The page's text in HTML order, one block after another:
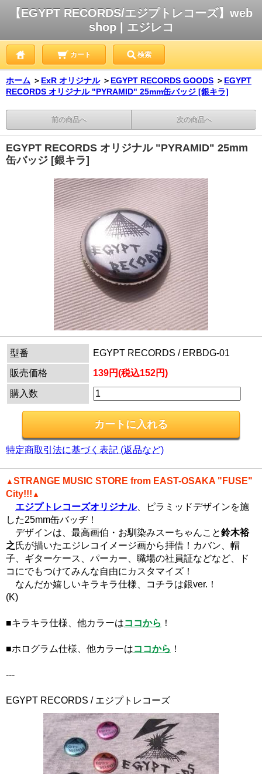
【EGYPT RECORDS/エジプトレコーズ】web
shop | エジレコ
カート 検索
ホーム ＞ ExR オリジナル ＞ EGYPT RECORDS GOODS ＞ EGYPT
RECORDS オリジナル "PYRAMID" 25mm缶バッジ [銀キラ]
前の商品へ 次の商品へ
EGYPT RECORDS オリジナル "PYRAMID" 25mm
缶バッジ [銀キラ]
型番
EGYPT RECORDS / ERBDG-01
販売価格
139円(税込152円)
購入数
特定商取引法に基づく表記 (返品など)
▲ STRANGE MUSIC STORE from EAST-OSAKA "FUSE"
City!!! ▲
エジプトレコーズオリジナル、ピラミッドデザインを施
した25mm缶バッヂ！
デザインは、最高画伯・お馴染みスーちゃんこと鈴木裕
之氏が描いたエジレコイメージ画から拝借！カバン、帽
子、ギターケース、パーカー、職場の社員証などなど、ド
コにでもつけてみんな自由にカスタマイズ！
なんだか嬉しいキラキラ仕様、コチラは銀ver.！
(K)
■キラキラ仕様、他カラーはココから ！
■ホログラム仕様、他カラーはココから ！
---
EGYPT RECORDS / エジプトレコーズ